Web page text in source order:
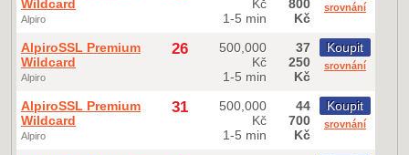
Wildcard
Alpiro
Kč
1-5 min
800
Kč
srovnání
AlpiroSSL Premium
Wildcard
Alpiro
26
500,000
Kč
1-5 min
37
250
Kč
Koupit
srovnání
AlpiroSSL Premium
Wildcard
Alpiro
31
500,000
Kč
1-5 min
44
700
Kč
Koupit
srovnání